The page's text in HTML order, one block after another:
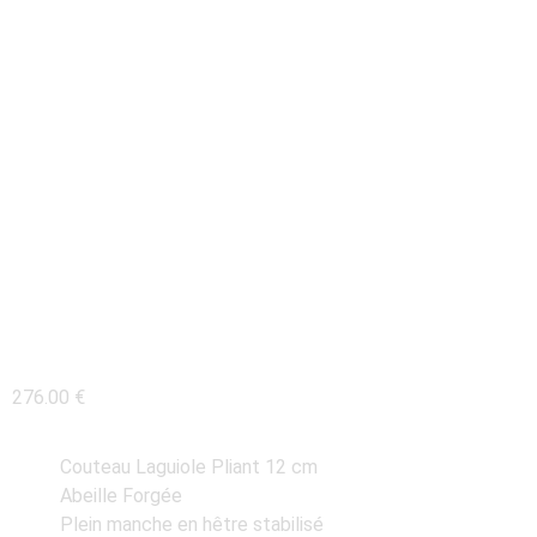
276.00 €
Couteau Laguiole Pliant 12 cm
Abeille Forgée
Plein manche en hêtre stabilisé